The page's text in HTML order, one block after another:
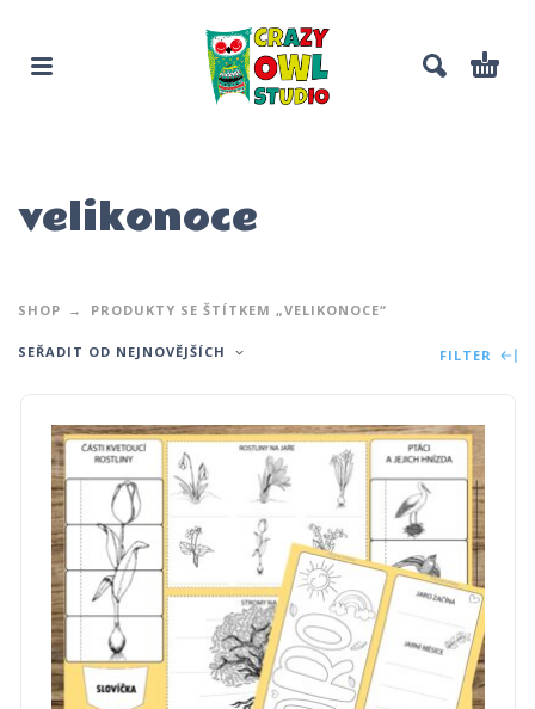
velikonoce
SHOP PRODUKTY SE ŠTÍTKEM „VELIKONOCE“
SEŘADIT OD NEJNOVĚJŠÍCH FILTER